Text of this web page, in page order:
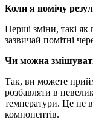
Коли я помічу
Перші зміни, такі
зазвичай помітні
Чи можна
Так, ви можете
розбавляти в
температури. Це не
компонентів.